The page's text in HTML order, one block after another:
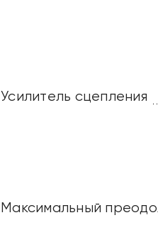
Усилитель сцепления
Максимальный